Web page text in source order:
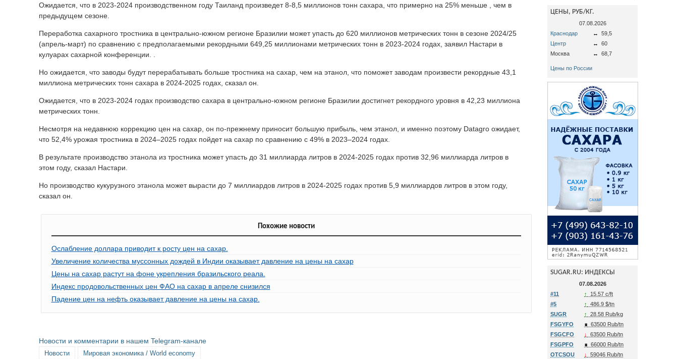
Ожидается, что в 2023-2024 производственном году Таиланд произведет 8-8,5 миллионов тонн сахара, что примерно на 25% меньше , чем в
предыдущем сезоне.
Переработка сахарного тростника в центрально-южном регионе Бразилии может упасть до 620 миллионов метрических тонн в сезоне 2024/25
(апрель-март) по сравнению с предполагаемыми рекордными 649,25 миллионами метрических тонн в 2023-2024 годах, заявил Настари в
кулуарах сахарной конференции. .
Но ожидается, что заводы будут перерабатывать больше тростника на сахар, чем на этанол, что поможет заводам произвести рекордные 43,1
миллиона метрических тонн сахара в 2024-2025 годах, сказал он.
Ожидается, что в 2023-2024 годах производство сахара в центрально-южном регионе Бразилии достигнет рекордного уровня в 42,23 миллиона
метрических тонн.
Несмотря на недавнюю коррекцию цен на сахар, он по-прежнему приносит большую прибыль, чем этанол, и именно поэтому Datagro ожидает,
что 52,4% урожая тростника в 2024–2025 годах пойдет на сахар по сравнению с 49% в 2023–2024 годах.
В результате производство этанола из тростника может упасть до 31 миллиарда литров в 2024-2025 годах против 32,96 миллиарда литров в
этом году, сказал Настари.
Но производство кукурузного этанола может вырасти до 7 миллиардов литров в 2024-2025 годах против 5,9 миллиардов литров в этом году,
сказал он.
Похожие новости
Ослабление доллара приводит к росту цен на сахар.
Увеличение количества муссонных дождей в Индии оказывает давление на цены на сахар
Цены на сахар растут на фоне укрепления бразильского реала.
Индекс продовольственных цен ФАО на сахар в апреле снизился
Падение цен на нефть оказывает давление на цены на сахар.
Новости и комментарии в нашем Telegram-канале
Новости Мировая экономика / World economy
ЦЕНЫ, РУБ/КГ.
07.08.2026
Краснодар
↔
59,5
Центр
↔
60
Москва
↔ 68,7
Цены по России
SUGAR.RU: ИНДЕКСЫ
07.08.2026
#11
↑
15.57 c/ft
#5
↑
486.9 $/tn
SUGR
↑
28.58 Rub/kg
FSGYFO
∎ 63500 Rub/tn
FSGCFO
↓
63500 Rub/tn
FSGPFO
∎ 66000 Rub/tn
OTCSOU
↓
59046 Rub/tn